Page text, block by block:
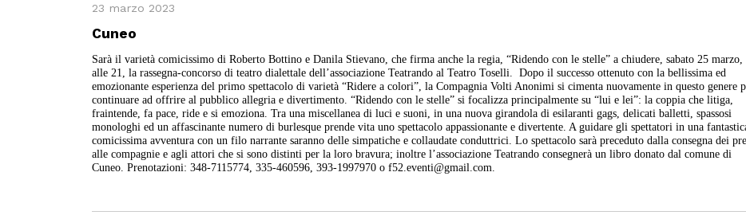
23 marzo 2023
Cuneo
Sarà il varietà comicissimo di Roberto Bottino e Danila Stievano, che firma anche la regia, “Ridendo con le stelle” a chiudere, sabato 25 marzo,
alle 21, la rassegna-concorso di teatro dialettale dell’associazione Teatrando al Teatro Toselli.
Dopo il successo ottenuto con la bellissima ed
emozionante esperienza del primo spettacolo di varietà “Ridere a colori”, la Compagnia Volti Anonimi si cimenta nuovamente in questo genere
continuare ad offrire al pubblico allegria e divertimento. “Ridendo con le stelle” si focalizza principalmente su “lui e lei”: la coppia che litiga,
fraintende, fa pace, ride e si emoziona. Tra una miscellanea di luci e suoni, in una nuova girandola di esilaranti gags, delicati balletti, spassosi
monologhi ed un affascinante numero di burlesque prende vita uno spettacolo appassionante e divertente. A guidare gli spettatori in una
comicissima avventura con un filo narrante saranno delle simpatiche e collaudate conduttrici. Lo spettacolo sarà preceduto dalla consegna dei
alle compagnie e agli attori che si sono distinti per la loro bravura; inoltre l’associazione Teatrando consegnerà un libro donato dal comune di
Cuneo. Prenotazioni: 348-7115774, 335-460596, 393-1997970 o f52.eventi@gmail.com.